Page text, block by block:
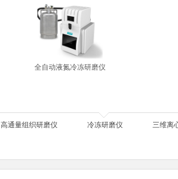
全自动液氮冷冻研磨仪
高通量组织研磨仪 冷冻研磨仪 三维离